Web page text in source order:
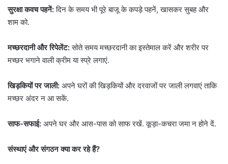
सुरक्षा कवच पहनें:दिन के समय भी पूरे बाजू के कपड़े पहनें, खासकर सुबह और
शाम को.
मच्छरदानी और रिपेलेंट:सोते समय मच्छरदानी का इस्तेमाल करें और शरीर पर
मच्छर भगाने वाली क्रीम या स्प्रे लगाएं.
खिड़कियों पर जाली: अपने घरों की खिड़कियों और दरवाजों पर जाली लगवाएं ताकि
मच्छर अंदर न आ सकें.
साफ-सफाई: अपने घर और आस-पास को साफ रखें. कूड़ा-कचरा जमा न होने दें.
संस्थाएं और संगठन क्या कर रहे हैं?